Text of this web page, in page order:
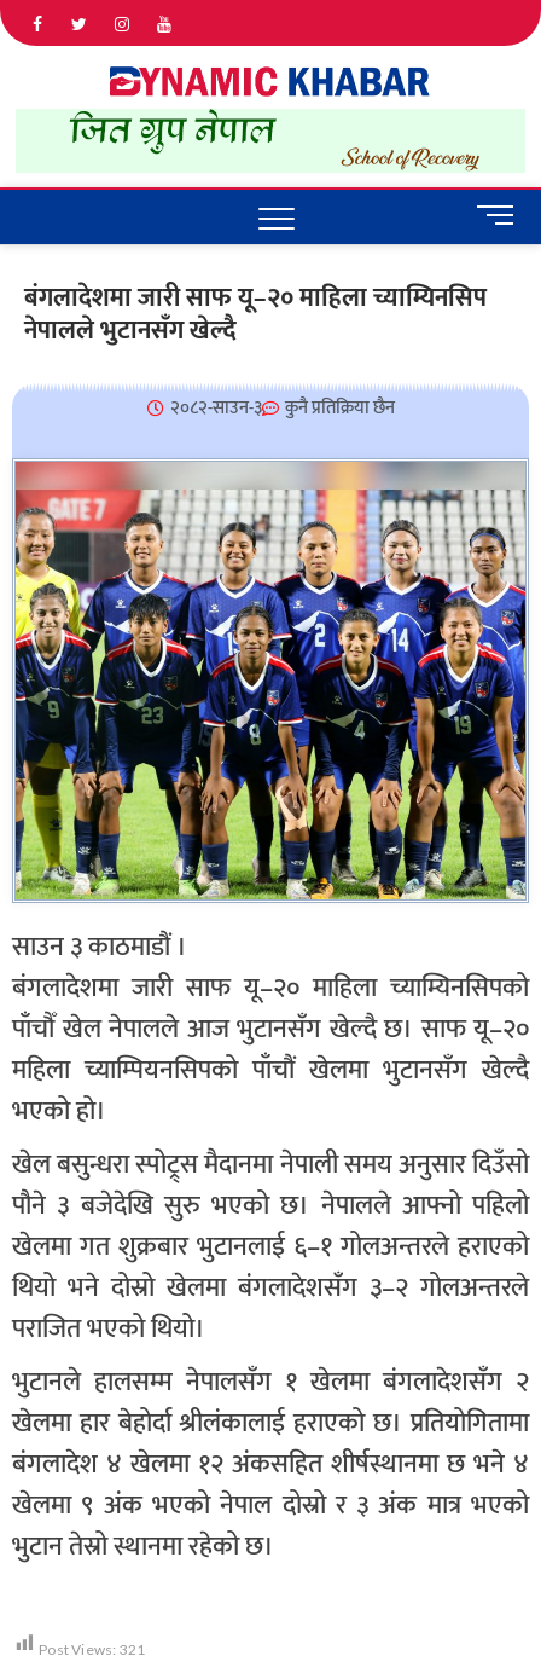
IN NEPAL
M
e
u
n
बंगलादेशमा जारी साफ यू–२० माहिला च्याम्यिनसिप
नेपालले भुटानसँग खेल्दै
२०८२-साउन-३ कुनै प्रतिक्रिया छैन
साउन ३ काठमाडौं ।
बंगलादेशमा जारी साफ यू–२० माहिला च्याम्यिनसिपको
पाँचौँ खेल नेपालले आज भुटानसँग खेल्दै छ। साफ यू–२०
महिला च्याम्पियनसिपको पाँचौं खेलमा भुटानसँग खेल्दै
भएको हो।
खेल बसुन्धरा स्पोट्र्स मैदानमा नेपाली समय अनुसार दिउँसो
पौने ३ बजेदेखि सुरु भएको छ। नेपालले आफ्नो पहिलो
खेलमा गत शुक्रबार भुटानलाई ६–१ गोलअन्तरले हराएको
थियो भने दोस्रो खेलमा बंगलादेशसँग ३–२ गोलअन्तरले
पराजित भएको थियो।
भुटानले हालसम्म नेपालसँग १ खेलमा बंगलादेशसँग २
खेलमा हार बेहोर्दा श्रीलंकालाई हराएको छ। प्रतियोगितामा
बंगलादेश ४ खेलमा १२ अंकसहित शीर्षस्थानमा छ भने ४
खेलमा ९ अंक भएको नेपाल दोस्रो र ३ अंक मात्र भएको
भुटान तेस्रो स्थानमा रहेको छ।
Post Views: 321